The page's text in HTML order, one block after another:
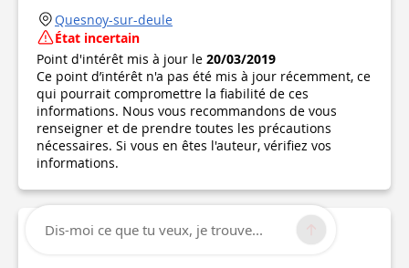
Quesnoy-sur-deule
État incertain
Point d'intérêt mis à jour le 20/03/2019
Ce point d’intérêt n'a pas été mis à jour récemment, ce
qui pourrait compromettre la fiabilité de ces
informations. Nous vous recommandons de vous
renseigner et de prendre toutes les précautions
nécessaires. Si vous en êtes l'auteur, vérifiez vos
informations.
Dis-moi ce que tu veux, je trouve...